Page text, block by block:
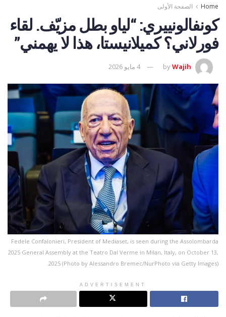
Home الصفحة الأولى
كونفالونييري: “لياو بطل مزيّف. لقاء
فورلاني؟ كميلانيستا، هذا لا يهمني”
byWajih 4 مايو 2026
Fedele Confalonieri, President of Mediaset, is seen during the Assolombarda
2025 General Assembly at the Teatro Dal Verme in Milan, Italy, on October 13,
2025 (Photo by Alessandro Bremec/NurPhoto via Getty Images).
ADVERTISEMENT